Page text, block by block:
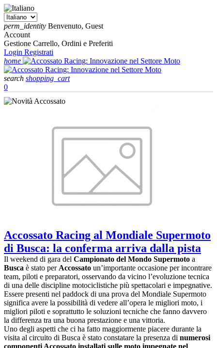
perm_identity Benvenuto, Guest
Account
Gestione Carrello, Ordini e Preferiti
Login Registrati
home
search shopping_cart
0
Accossato Racing al Mondiale Supermoto
di Busca: la conferma arriva dalla pista
Il weekend di gara del Campionato del Mondo Supermoto a
Busca è stato per Accossato un’importante occasione per incontrare
team, piloti e preparatori, osservando da vicino l’evoluzione tecnica
di una delle discipline motociclistiche più spettacolari e impegnative.
Essere presenti nel paddock di una prova del Mondiale Supermoto
significa avere la possibilità di vedere all’opera le migliori moto, i
migliori piloti e soprattutto le soluzioni tecniche che fanno davvero
la differenza tra una buona prestazione e una vittoria.
Uno degli aspetti che ci ha fatto maggiormente piacere durante la
visita al circuito di Busca è stato constatare la presenza di numerosi
componenti Accossato installati sulle moto impegnate nel